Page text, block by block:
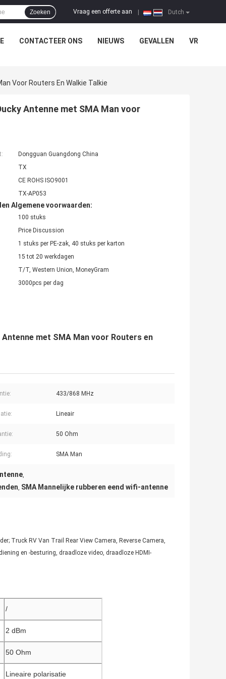
Dutch
Vraag een offerte aan
Zoeken
CONTACTEER ONS NIEUWS GEVALLEN VR
Voor Routers En Walkie Talkie
Antenne met SMA Man voor
Dongguan Guangdong China
TX
CE ROHS ISO9001
TX-AP053
Algemene voorwaarden:
100 stuks
Price Discussion
1 stuks per PE-zak, 40 stuks per karton
15 tot 20 werkdagen
T/T, Western Union, MoneyGram
3000pcs per dag
met SMA Man voor Routers en
433/868 MHz
Lineair
50 Ohm
SMA Man
,
, SMA Mannelijke rubberen eend wifi-antenne
Truck RV Van Trail Rear View Camera, Reverse Camera,
en -besturing, draadloze video, draadloze HDMI-
/
2 dBm
50 Ohm
Lineaire polarisatie